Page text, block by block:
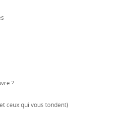
?
ceux qui vous tondent)